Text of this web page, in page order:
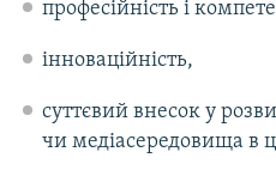
професійність і
інноваційність,
суттєвий внесок у
чи медіасередовища в